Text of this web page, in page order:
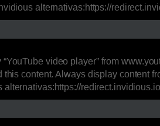
alternativas:https://
video player” from
content. Always display content